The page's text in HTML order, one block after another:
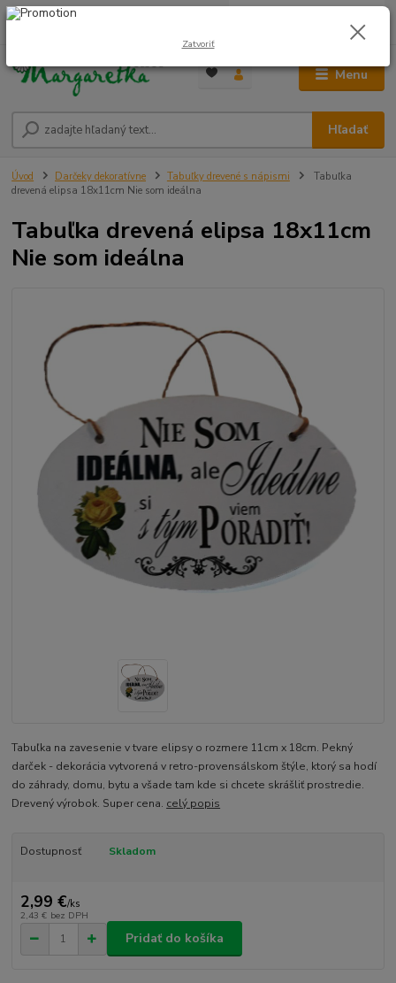
Menu
Hľadať
0948 236 042
0,00 €
Úvod Darčeky dekoratívne Tabuľky drevené s nápismi
Tabuľka
drevená elipsa 18x11cm Nie som ideálna
Tabuľka drevená elipsa 18x11cm
Nie som ideálna
Tabuľka na zavesenie v tvare elipsy o rozmere 11cm x 18cm. Pekný
darček - dekorácia vytvorená v retro-provensálskom štýle, ktorý sa hodí
do záhrady, domu, bytu a všade tam kde si chcete skrášliť prostredie.
Drevený výrobok. Super cena. celý popis
Dostupnosť Skladom
2,99 €/ks
2,43 € bez DPH
Pridať do košíka
Zatvoriť